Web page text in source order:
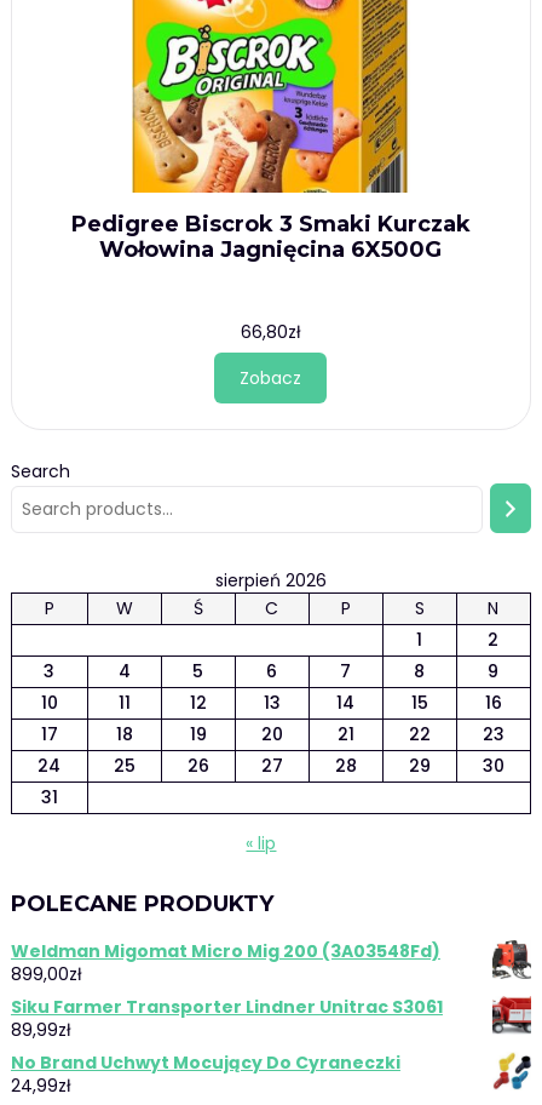
Pedigree Biscrok 3 Smaki Kurczak
Wołowina Jagnięcina 6X500G
66,80zł
Zobacz
Search
sierpień 2026
P
W Ś C P S
N
1
2
3
4 5 6 7 8
9
10
11 12 13 14 15
16
17
18 19 20 21 22
23
24
25 26 27 28 29
30
31
« lip
POLECANE PRODUKTY
Weldman Migomat Micro Mig 200 (3A03548Fd)
899,00zł
Siku Farmer Transporter Lindner Unitrac S3061
89,99zł
No Brand Uchwyt Mocujący Do Cyraneczki
24,99zł